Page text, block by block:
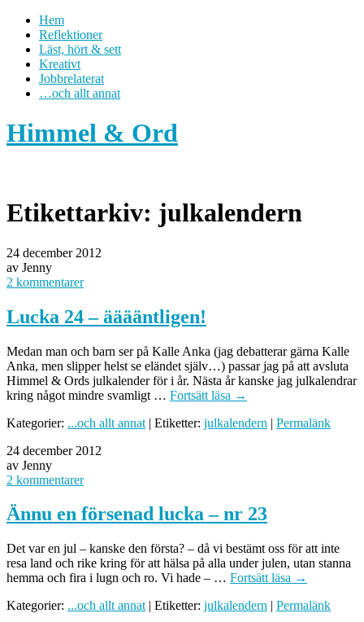
Hem
Reflektioner
Läst, hört & sett
Kreativt
Jobbrelaterat
…och allt annat
Himmel & Ord
Etikettarkiv: julkalendern
24 december 2012
av Jenny
2 kommentarer
Lucka 24 – ääääntligen!
Medan man och barn ser på Kalle Anka (jag debatterar gärna Kalle
Anka, men slipper helst se eländet själv…) passar jag på att avsluta
Himmel & Ords julkalender för i år. Nästa år kanske jag julkalendrar
kring något mindre svamligt … Fortsätt läsa →
Kategorier: ...och allt annat | Etiketter: julkalendern | Permalänk
24 december 2012
av Jenny
2 kommentarer
Ännu en försenad lucka – nr 23
Det var en jul – kanske den första? – då vi bestämt oss för att inte
resa land och rike kring för att hälsa på alla under julen, utan stanna
hemma och fira i lugn och ro. Vi hade – … Fortsätt läsa →
Kategorier: ...och allt annat | Etiketter: julkalendern | Permalänk